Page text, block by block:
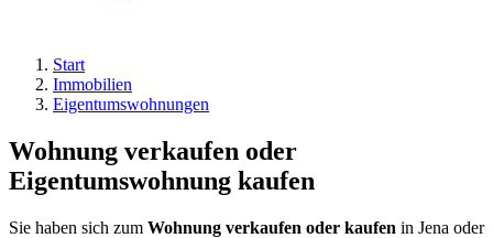
Start
Immobilien
Eigentumswohnungen
Wohnung verkaufen oder
Eigentumswohnung kaufen
Sie haben sich zum Wohnung verkaufen oder kaufen in Jena oder